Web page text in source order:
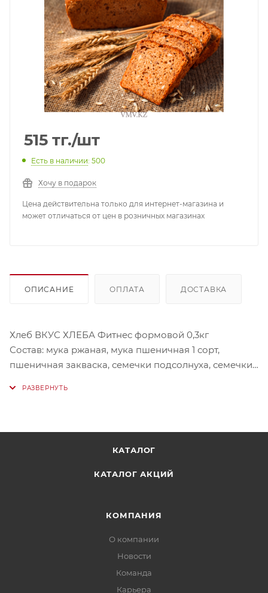
515 тг./шт
Есть в наличии: 500
Хочу в подарок
Цена действительна только для интернет-магазина и
может отличаться от цен в розничных магазинах
ОПИСАНИЕ ОПЛАТА ДОСТАВКА
Хлеб ВКУС ХЛЕБА Фитнес формовой 0,3кг
Состав: мука ржаная, мука пшеничная 1 сорт,
пшеничная закваска, семечки подсолнуха, семечки
КАТАЛОГ
КАТАЛОГ АКЦИЙ
КОМПАНИЯ
О компании
Новости
Команда
Карьера